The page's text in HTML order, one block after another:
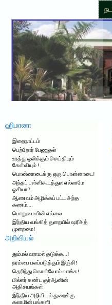
ஹிமானா
இறைநாட்டம்
பெற்றோர் பேணுதல்
உரத்து ஒலிக்கும் செய்தியும்
கேள்வியும் !
பொன்னாடைக்கு ஒரு பொன்னாடை!
அந்தப் பள்ளிகூடத்துல எல்லாமே
ஓசியா?
ஆணவம் அழிக்கப் பட்ட அந்த
கணம்….
பொறுமையின் எல்லை
இந்திய வங்கித் துறையில் ஷரீஅத்
முறைமை!
அறிவியல்
தும்மல் வராமல் தடுக்க…!
நரம்பை பலப்படுத்தும் இஞ்சி!
தெரிந்து கொள்வோம் வாங்க!
மில்லர் கண்ட குர்ஆனின்
அதிசயங்கள்
இந்திய அறிவியல் துறைக்கு
கலாமின் பங்களி